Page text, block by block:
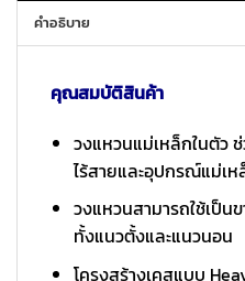
คำอธิบาย
คุณสมบัติสินค้า
วงแหวนแม่เหล็กในตัว
ไร้สายและอุปกรณ์แม่เห
วงแหวนสามารถใช้เป็น
ทั้งแนวตั้งและแนวนอน
โครงสร้างเคสแบบ